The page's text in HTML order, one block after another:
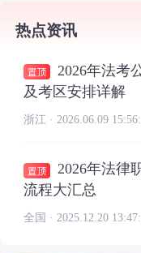
热点资讯
2026年法考
及考区安排详解
浙江 · 2026.06.09
2026年法律
流程大汇总
全国 · 2025.12.20